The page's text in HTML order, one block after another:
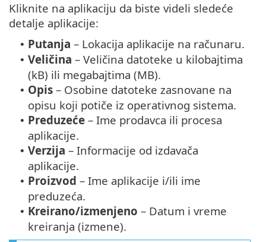
Kliknite na aplikaciju da biste videli sledeće
detalje aplikacije:
• Putanja – Lokacija aplikacije na računaru.
• Veličina – Veličina datoteke u kilobajtima
(kB) ili megabajtima (MB).
• Opis – Osobine datoteke zasnovane na
opisu koji potiče iz operativnog sistema.
• Preduzeće – Ime prodavca ili procesa
aplikacije.
• Verzija – Informacije od izdavača
aplikacije.
• Proizvod – Ime aplikacije i/ili ime
preduzeća.
• Kreirano/izmenjeno – Datum i vreme
kreiranja (izmene).